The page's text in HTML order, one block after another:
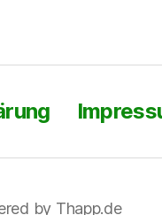
by Thapp.de